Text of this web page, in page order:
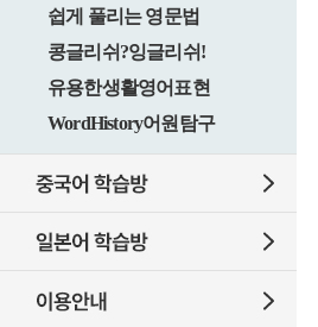
쉽게 풀리는 영문법
콩글리쉬?잉글리쉬!
유용한생활영어표현
WordHistory어원탐구